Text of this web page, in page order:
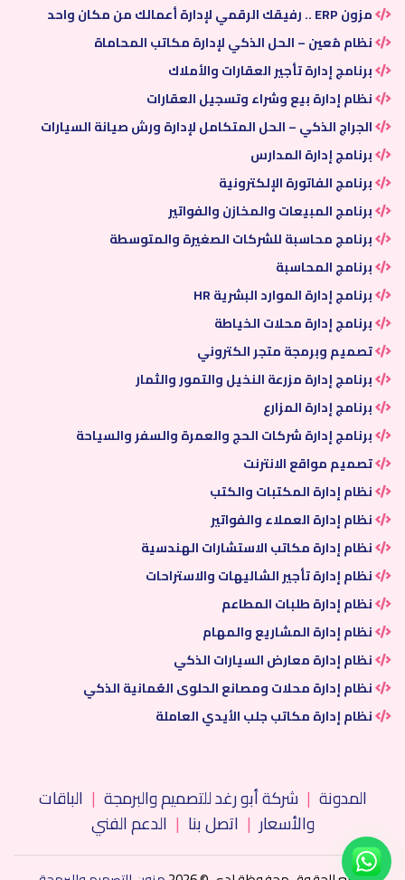
مزون ERP .. رفيقك الرقمي لإدارة أعمالك من مكان واحد
نظام مُعين – الحل الذكي لإدارة مكاتب المحاماة
برنامج إدارة تأجير العقارات والأملاك
نظام إدارة بيع وشراء وتسجيل العقارات
الجراج الذكي – الحل المتكامل لإدارة ورش صيانة السيارات
برنامج إدارة المدارس
برنامج الفاتورة الإلكترونية
برنامج المبيعات والمخازن والفواتير
برنامج محاسبة للشركات الصغيرة والمتوسطة
برنامج المحاسبة
برنامج إدارة الموارد البشرية HR
برنامج إدارة محلات الخياطة
تصميم وبرمجة متجر الكتروني
برنامج إدارة مزرعة النخيل والتمور والثمار
برنامج إدارة المزارع
برنامج إدارة شركات الحج والعمرة والسفر والسياحة
تصميم مواقع الانترنت
نظام إدارة المكتبات والكتب
نظام إدارة العملاء والفواتير
نظام إدارة مكاتب الاستشارات الهندسية
نظام إدارة تأجير الشاليهات والاستراحات
نظام إدارة طلبات المطاعم
نظام إدارة المشاريع والمهام
نظام إدارة معارض السيارات الذكي
نظام إدارة محلات ومصانع الحلوى العُمانية الذكي
نظام إدارة مكاتب جلب الأيدي العاملة
المدونة | شركة أبو رغد للتصميم والبرمجة | الباقات
والأسعار | اتصل بنا | الدعم الفني